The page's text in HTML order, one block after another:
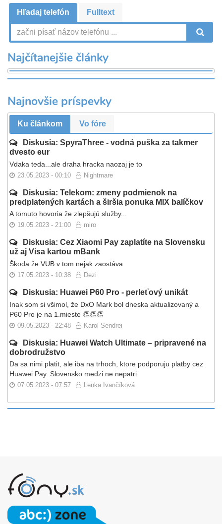
sa…
by
Dandy
Hľadaj telefón Fulltext
Najčítanejšie články
Najnovšie príspevky
Ku článkom Vo fóre
Diskusia: SpyraThree - vodná puška za takmer
dvesto eur
Vdaka teda...ale draha hracka naozaj je to
23.05.2023 - 00:10 Nightmare
Diskusia: Telekom: zmeny podmienok na
predplatených kartách a širšia ponuka MIX balíčkov
A tomuto hovoria že zlepšujú služby...
19.05.2023 - 21:00 miro
Diskusia: Cez Xiaomi Pay zaplatíte na Slovensku
už aj Visa kartou mBank
Škoda že VUB v tom nejak zaostáva
17.05.2023 - 10:38 Dezi
Diskusia: Huawei P60 Pro - perleťový unikát
Inak som si všimol, že DxO Mark bol dneska aktualizovaný a
P60 Pro je na 1.mieste 👏👏👏
09.05.2023 - 22:48 Karol Sendrei
Diskusia: Huawei Watch Ultimate – pripravené na
dobrodružstvo
Da sa nimi platit, ale iba na trhoch, ktore podporuju platby cez
Huawei Pay. Slovensko medzi ne nepatri.
07.05.2023 - 07:57 Lenka Ivančíková